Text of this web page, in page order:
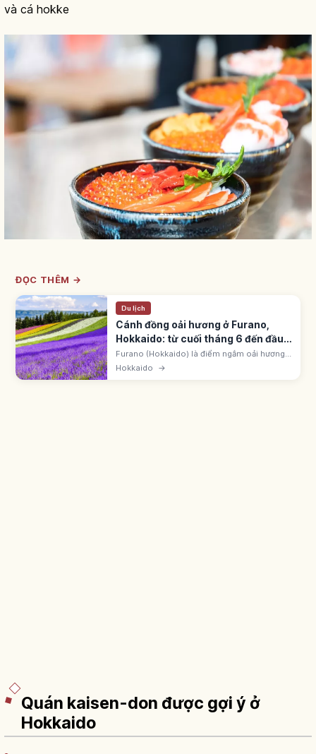
và cá hokke
ĐỌC THÊM →
Du lịch
Cánh đồng oải hương ở Furano,
Hokkaido: từ cuối tháng 6 đến đầu
tháng 8
Furano (Hokkaido) là điểm ngắm oải hương
nổi tiếng từ cuối tháng 6 đến đầu tháng 8,
Hokkaido →
Quán kaisen-don được gợi ý ở
Hokkaido